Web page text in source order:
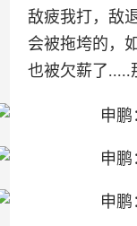
敌疲我打，敌
会被拖垮的，
也被欠薪了.....